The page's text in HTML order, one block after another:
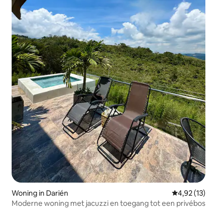
Woning in Darién Gemiddelde
4,92 (13)
Moderne woning met jacuzzi en toegang tot een privébos